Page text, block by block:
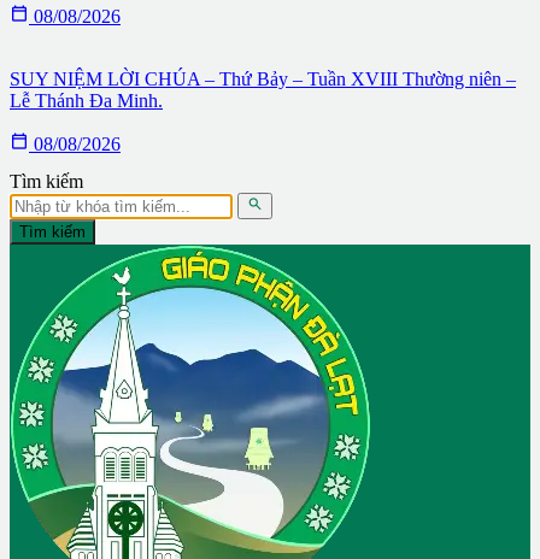
 08/08/2026
SUY NIỆM LỜI CHÚA – Thứ Bảy – Tuần XVIII Thường niên –
Lễ Thánh Đa Minh.
 08/08/2026
Tìm kiếm

Tìm kiếm